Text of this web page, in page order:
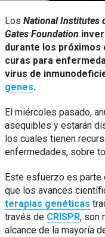
Los National Institutes
Gates Foundation
durante los próximos
curas para
virus de
genes.
El miércoles pasado,
asequibles y estarán
los cuales tienen
enfermedades, sobre
Este esfuerzo es
que los avances
terapias genéticas
través de CRISPR, son
alcance de la mayoría